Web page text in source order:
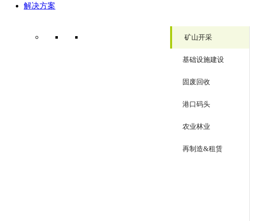
解决方案
矿山开采
基础设施建设
固废回收
港口码头
农业林业
再制造&租赁